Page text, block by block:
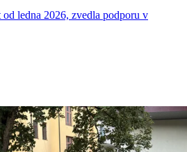
ledna 2026, zvedla podporu v